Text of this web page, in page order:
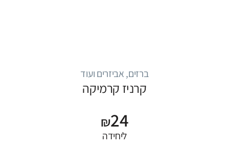
ברזים, אביזרים ועוד
קרניז קרמיקה
₪24
ליחידה